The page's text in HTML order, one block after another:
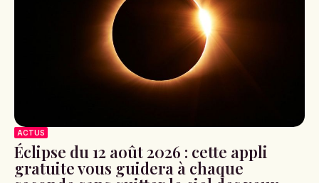
ACTUS
Éclipse du 12 août 2026 : cette appli
gratuite vous guidera à chaque